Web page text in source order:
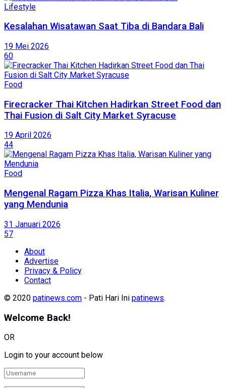
Lifestyle
Kesalahan Wisatawan Saat Tiba di Bandara Bali
19 Mei 2026
60
Food
Firecracker Thai Kitchen Hadirkan Street Food dan
Thai Fusion di Salt City Market Syracuse
19 April 2026
44
Food
Mengenal Ragam Pizza Khas Italia, Warisan Kuliner
yang Mendunia
31 Januari 2026
57
About
Advertise
Privacy & Policy
Contact
© 2020 patinews.com - Pati Hari Ini patinews.
Welcome Back!
OR
Login to your account below